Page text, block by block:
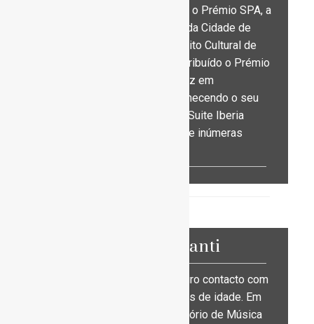
natal com o Prémio Bordalo, o Prémio SPA, a
Medalha de Mérito Cultural da Cidade de
Funchal e a Medalha de Mérito Cultural de
Portugal. Em 2014 foi-lhe atribuído o Prémio
Albéniz pelo Festival Albéniz em
Camprodon, Espanha, reconhecendo o seu
trabalho pela divulgação da Suite Iberia
através da sua gravação e de inúmeras
André Piolanti
André Piolanti, teve o primeiro contacto com
o Piano quando tinha 10 anos de idade. Em
2007 concluiu, no Conservatório de Música